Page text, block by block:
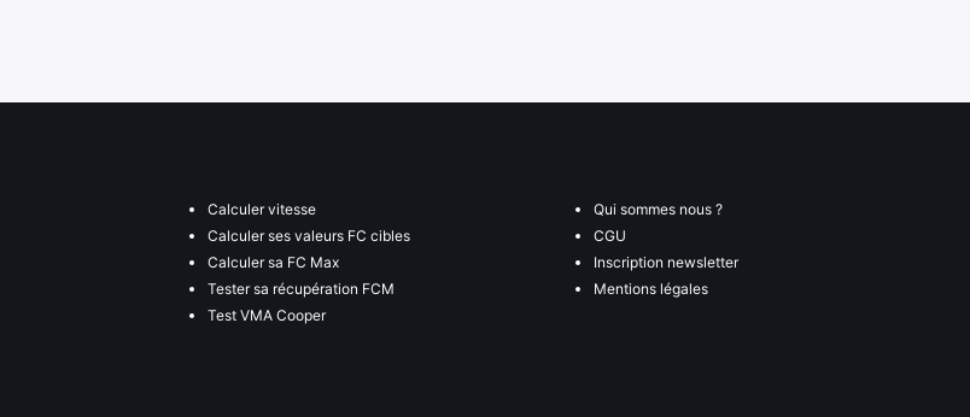
Calculer vitesse
Calculer ses valeurs FC cibles
Calculer sa FC Max
Tester sa récupération FCM
Test VMA Cooper
Qui sommes nous ?
CGU
Inscription newsletter
Mentions légales